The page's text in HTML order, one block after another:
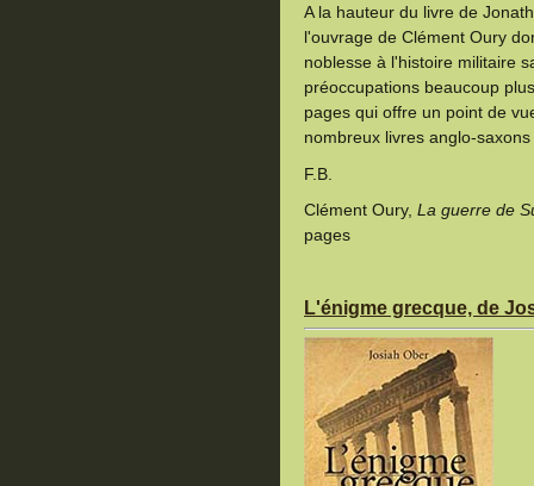
A la hauteur du livre de
l'ouvrage de Clément Oury
noblesse à l'histoire militaire
préoccupations beaucoup
pages qui offre un point de
nombreux livres anglo-
F.B.
Clément Oury, La guerre de
pages
L'énigme grecque, de